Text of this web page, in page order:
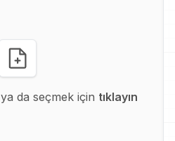
ya da seçmek için tıklayın